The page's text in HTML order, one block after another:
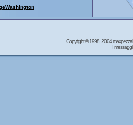
Copyright © 1998, 2004
I